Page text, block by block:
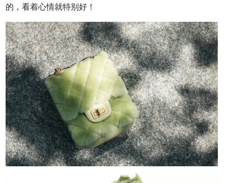
的，看着心情就特别好！